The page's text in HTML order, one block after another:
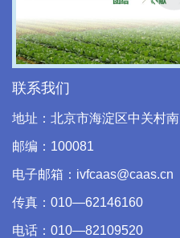
联系我们
地址：北京市海淀区中关村
邮编：100081
电子邮箱：ivfcaas@caas.cn
传真：010—62146160
电话：010—82109520